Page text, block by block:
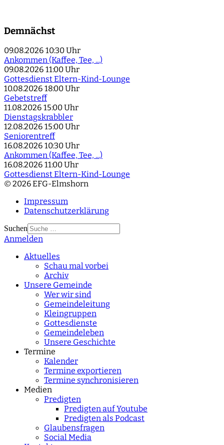
Demnächst
09.08.2026 10:30 Uhr
Ankommen (Kaffee, Tee, ...)
09.08.2026 11:00 Uhr
Gottesdienst Eltern-Kind-Lounge
10.08.2026 18:00 Uhr
Gebetstreff
11.08.2026 15:00 Uhr
Dienstagskrabbler
12.08.2026 15:00 Uhr
Seniorentreff
16.08.2026 10:30 Uhr
Ankommen (Kaffee, Tee, ...)
16.08.2026 11:00 Uhr
Gottesdienst Eltern-Kind-Lounge
© 2026 EFG-Elmshorn
Impressum
Datenschutzerklärung
Suchen
Type 2 or more
Anmelden
Aktuelles
Schau mal vorbei
Archiv
Unsere Gemeinde
Wer wir sind
Gemeindeleitung
Kleingruppen
Gottesdienste
Gemeindeleben
Unsere Geschichte
Termine
Kalender
Termine exportieren
Termine synchronisieren
Medien
Predigten
Predigten auf Youtube
Predigten als Podcast
Glaubensfragen
Social Media